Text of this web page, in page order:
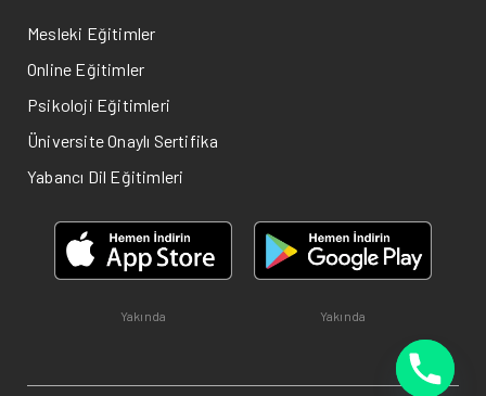
Mesleki Eğitimler
Online Eğitimler
Psikoloji Eğitimleri
Üniversite Onaylı Sertifika
Yabancı Dil Eğitimleri
Yakında Yakında